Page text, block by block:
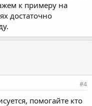
к примеру на
достаточно
#4
помогайте кто